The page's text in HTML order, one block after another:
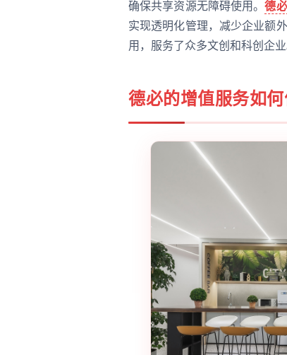
确保共享资源无障碍使用。德
实现透明化管理，减少企业额
用，服务了众多文创和科创企业
德必的增值服务如